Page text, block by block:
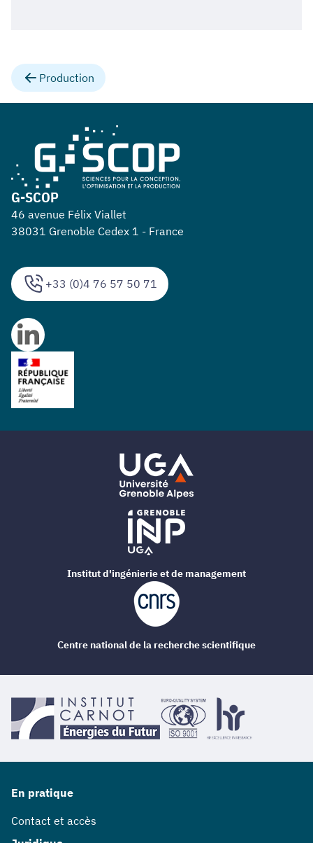
Production
+33 (0)4 76 57 50 71
G-SCOP
46 avenue Félix Viallet
38031 Grenoble Cedex 1 - France
En pratique
Contact et accès
Institut d'ingénierie et de management
Centre national de la recherche scientifique